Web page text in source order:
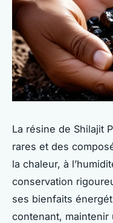
La résine de Shilajit
rares et des
la chaleur, à
conservation
ses bienfaits
contenant,